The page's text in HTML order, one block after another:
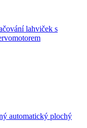
lahviček s
automatický plochý